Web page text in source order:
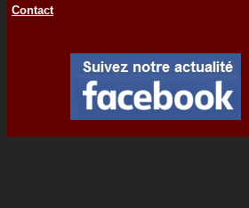
Contact